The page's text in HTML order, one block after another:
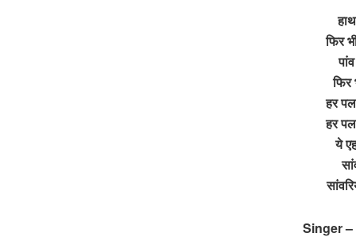
फिर
फिर
हर
हर
ये
Singer